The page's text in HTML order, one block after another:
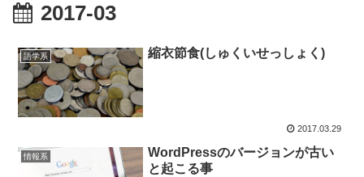
2017-03
語学系 縮衣節食(しゅくいせっしょく)
2017.03.29
情報系
WordPressのバージョンが古い
と起こる事